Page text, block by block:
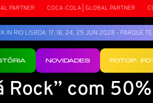
COCA-COLA | GLOBAL PARTNER
IN RIO LISBOA: 17, 18, 24, 25 JUN 2028 - PARQUE
NOVIDADES FOTOP:
Rock” com